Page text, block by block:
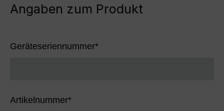
Angaben zum Produkt
Geräteseriennummer*
Artikelnummer*